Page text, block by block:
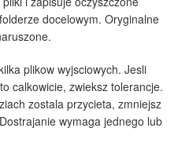
docelowym. Oryginalne
plikow wyjsciowych. Jesli
calkowicie, zwieksz tolerancje.
zostala przycieta, zmniejsz
wymaga jednego lub